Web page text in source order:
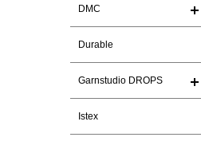
DMC
Durable
Garnstudio DROPS
Istex
Snelle levering. En prima garen